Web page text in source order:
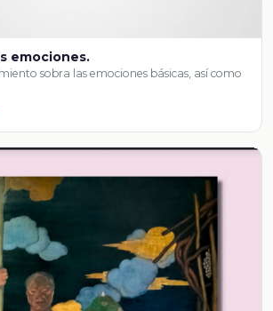
emociones.
sobra las emociones básicas, así como